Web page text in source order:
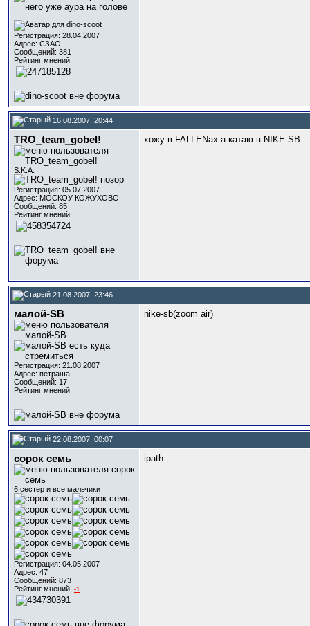
Регистрация: 28.04.2007
Адрес: СЗАО
Сообщений: 381
Рейтинг мнений:
16.08.2007, 20:44
TRO_team_gobel!
S.K.A.
Регистрация: 05.07.2007
Адрес: МОСКОУ КОЖУХОВО
Сообщений: 85
Рейтинг мнений:
хожу в FALLENах а катаю в NIKE SB
21.08.2007, 23:46
малой-SB
Регистрация: 21.08.2007
Адрес: петраша
Сообщений: 17
Рейтинг мнений:
nike-sb(zoom air)
22.08.2007, 00:07
сорок семь
6 сестер и все мальчики
Регистрация: 04.05.2007
Адрес: 47
Сообщений: 873
Рейтинг мнений: -1
ipath